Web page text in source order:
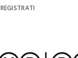
REGISTRATI